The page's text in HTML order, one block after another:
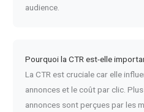
audience.
Pourquoi la CTR est-elle
La CTR est cruciale car elle
annonces et le coût par clic.
annonces sont perçues par les